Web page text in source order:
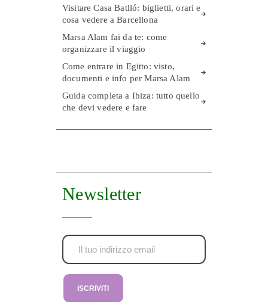
Visitare Casa Batlló: biglietti, orari e
cosa vedere a Barcellona
Marsa Alam fai da te: come
organizzare il viaggio
Come entrare in Egitto: visto,
documenti e info per Marsa Alam
Guida completa a Ibiza: tutto quello
che devi vedere e fare
Newsletter